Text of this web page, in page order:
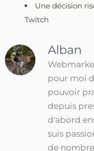
Une décision
Twitch
Alban
pour moi
pouvoir
depuis
d'abord
suis
de